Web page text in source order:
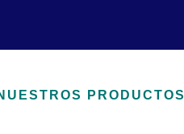
PRODUCTOS